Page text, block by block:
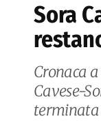
Sora
Cronaca
Cavese-
terminata